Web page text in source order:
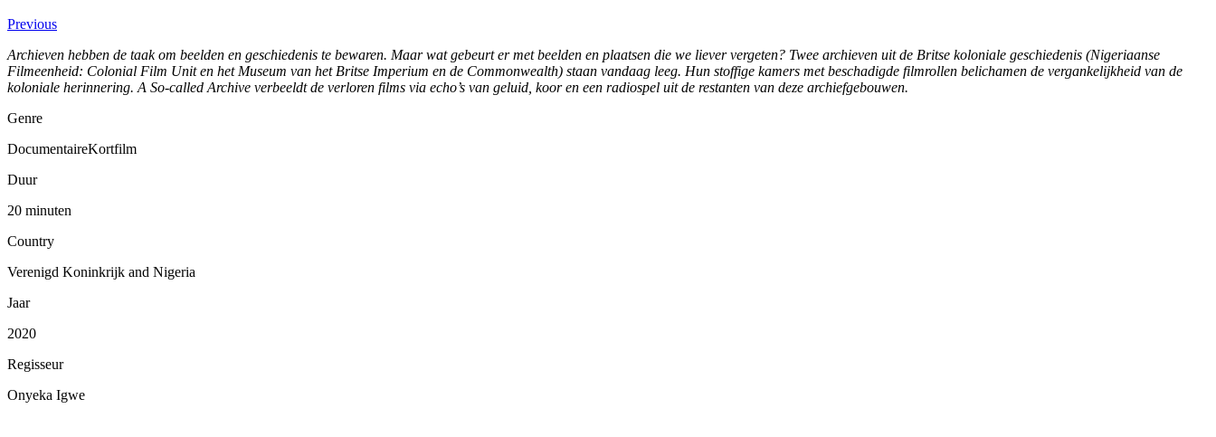
Previous
Archieven hebben de taak om beelden en geschiedenis te bewaren. Maar wat gebeurt er met beelden en plaatsen die we liever vergeten? Twee archieven uit de Britse koloniale geschiedenis (Nigeriaanse
Filmeenheid: Colonial Film Unit en het Museum van het Britse Imperium en de Commonwealth) staan vandaag leeg. Hun stoffige kamers met beschadigde filmrollen belichamen de vergankelijkheid van de
koloniale herinnering. A So-called Archive verbeeldt de verloren films via echo’s van geluid, koor en een radiospel uit de restanten van deze archiefgebouwen.
Genre
DocumentaireKortfilm
Duur
20 minuten
Country
Verenigd Koninkrijk and Nigeria
Jaar
2020
Regisseur
Onyeka Igwe